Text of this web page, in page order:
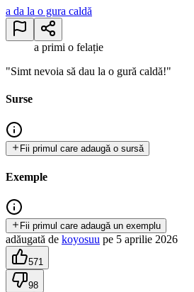
a da la o gura caldă
a primi o felație
"Simt nevoia să dau la o gură caldă!"
Surse
Fii primul care adaugă o sursă
Exemple
Fii primul care adaugă un exemplu
adăugată de koyosuu pe 5 aprilie 2026
571
98